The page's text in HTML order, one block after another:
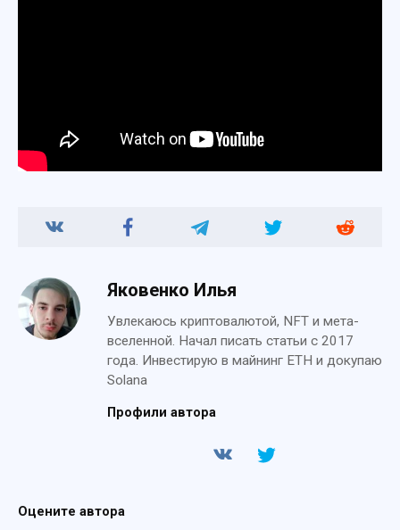
Яковенко Илья
Увлекаюсь криптовалютой, NFT и мета-
вселенной. Начал писать статьи с 2017
года. Инвестирую в майнинг ETH и докупаю
Solana
Профили автора
Оцените автора